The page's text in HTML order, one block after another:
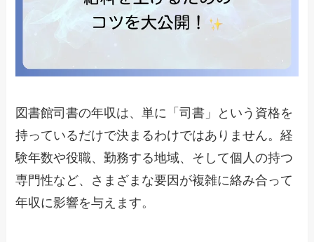
図書館司書の年収は、単に「司書」という資格を
持っているだけで決まるわけではありません。経
験年数や役職、勤務する地域、そして個人の持つ
専門性など、さまざまな要因が複雑に絡み合って
年収に影響を与えます。